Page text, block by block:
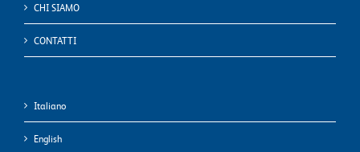
CHI SIAMO
CONTATTI
Italiano
English